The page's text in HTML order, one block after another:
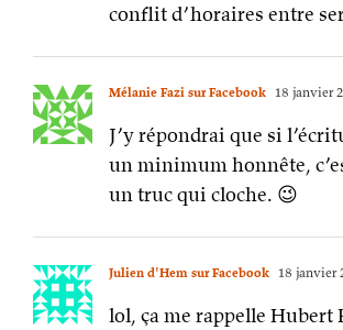
conflit d’horaires entre
Mélanie Fazi sur Facebook 18 janvier
J’y répondrai que si
un minimum honnête,
un truc qui cloche. 😉
Julien d'Hem sur Facebook 18 janvier
lol, ça me rappelle Hubert